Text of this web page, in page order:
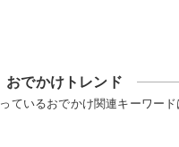
おでかけトレンド
ているおでかけ関連キーワード